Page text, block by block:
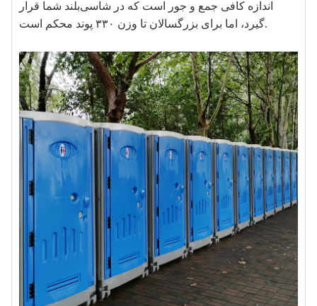
اندازه کافی جمع و جور است که در شاسی‌بلند شما قرار
گیرد، اما برای بزرگسالان تا وزن ۳۳۰ پوند محکم است.